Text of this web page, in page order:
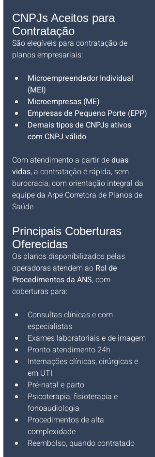
CNPJs Aceitos para
Contratação
São elegíveis para contratação de
planos empresariais:
Microempreendedor Individual
(MEI)
Microempresas (ME)
Empresas de Pequeno Porte (EPP)
Demais tipos de CNPJs ativos
com CNPJ válido
Com atendimento a partir de duas
vidas, a contratação é rápida, sem
burocracia, com orientação integral da
equipe da Arpe Corretora de Planos de
Saúde.
Principais Coberturas
Oferecidas
Os planos disponibilizados pelas
operadoras atendem ao Rol de
Procedimentos da ANS, com
coberturas para:
Consultas clínicas e com
especialistas
Exames laboratoriais e de imagem
Pronto atendimento 24h
Internações clínicas, cirúrgicas e
em UTI
Pré-natal e parto
Psicoterapia, fisioterapia e
fonoaudiologia
Procedimentos de alta
complexidade
Reembolso, quando contratado